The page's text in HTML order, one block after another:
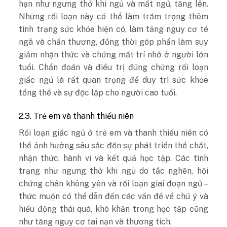
hạn như ngưng thở khi ngủ và mất ngủ, tăng lên.
Những rối loạn này có thể làm trầm trọng thêm
tình trạng sức khỏe hiện có, làm tăng nguy cơ té
ngã và chấn thương, đồng thời góp phần làm suy
giảm nhận thức và chứng mất trí nhớ ở người lớn
tuổi. Chẩn đoán và điều trị đúng chứng rối loạn
giấc ngủ là rất quan trọng để duy trì sức khỏe
tổng thể và sự độc lập cho người cao tuổi.
2.3. Trẻ em và thanh thiếu niên
Rối loạn giấc ngủ ở trẻ em và thanh thiếu niên có
thể ảnh hưởng sâu sắc đến sự phát triển thể chất,
nhận thức, hành vi và kết quả học tập. Các tình
trạng như ngưng thở khi ngủ do tắc nghẽn, hội
chứng chân không yên và rối loạn giai đoạn ngủ –
thức muộn có thể dẫn đến các vấn đề về chú ý và
hiếu động thái quá, khó khăn trong học tập cũng
như tăng nguy cơ tai nạn và thương tích.